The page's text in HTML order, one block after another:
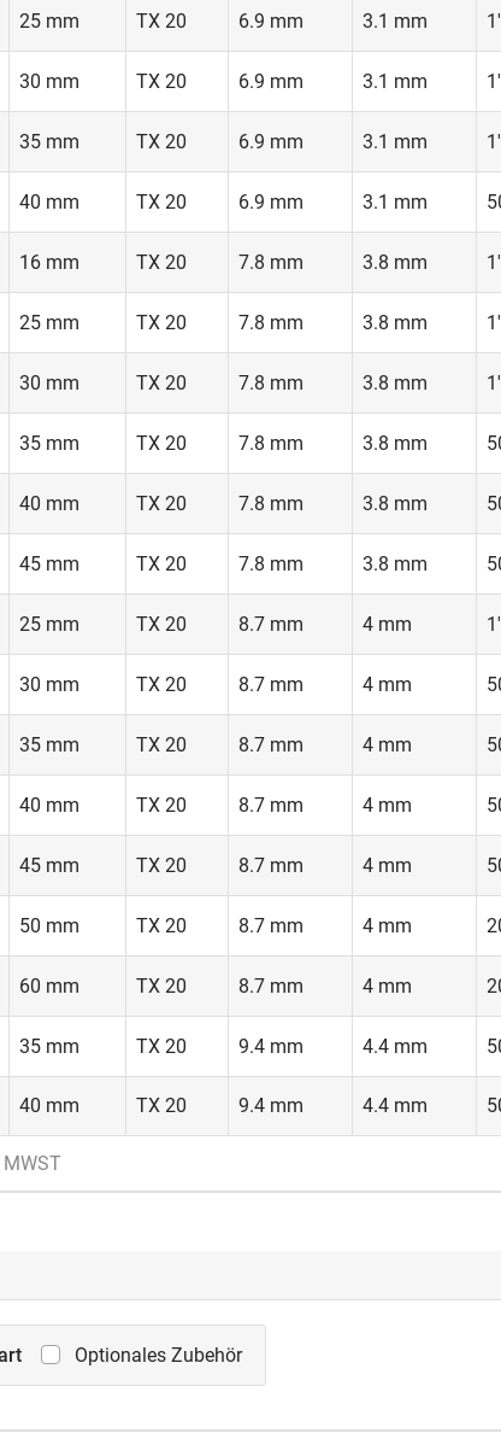
25 mm TX 20 6.9 mm 3.1 mm
30 mm TX 20 6.9 mm 3.1 mm
35 mm TX 20 6.9 mm 3.1 mm
40 mm TX 20 6.9 mm 3.1 mm
16 mm TX 20 7.8 mm 3.8 mm
25 mm TX 20 7.8 mm 3.8 mm
30 mm TX 20 7.8 mm 3.8 mm
35 mm TX 20 7.8 mm 3.8 mm
40 mm TX 20 7.8 mm 3.8 mm
45 mm TX 20 7.8 mm 3.8 mm
25 mm TX 20 8.7 mm 4 mm
30 mm TX 20 8.7 mm 4 mm
35 mm TX 20 8.7 mm 4 mm
40 mm TX 20 8.7 mm 4 mm
45 mm TX 20 8.7 mm 4 mm
50 mm TX 20 8.7 mm 4 mm
60 mm TX 20 8.7 mm 4 mm
35 mm TX 20 9.4 mm 4.4 mm
40 mm TX 20 9.4 mm 4.4 mm
Optionales Zubehör